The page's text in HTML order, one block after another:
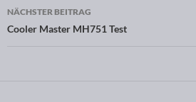
NÄCHSTER BEITRAG
Cooler Master MH751 Test